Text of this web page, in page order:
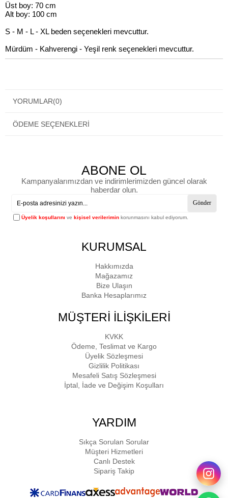
Üst boy: 70 cm
Alt boy: 100 cm
S - M - L - XL beden seçenekleri mevcuttur.
Mürdüm - Kahverengi - Yeşil renk seçenekleri mevcuttur.
YORUMLAR(0)
ÖDEME SEÇENEKLERI
ABONE OL
Kampanyalarımızdan ve indirimlerimizden güncel olarak
haberdar olun.
Gönder
Üyelik koşullarını vekişisel verilerimin korunmasını kabul ediyorum.
KURUMSAL
Hakkımızda
Mağazamız
Bize Ulaşın
Banka Hesaplarımız
MÜŞTERİ İLİŞKİLERİ
KVKK
Ödeme, Teslimat ve Kargo
Üyelik Sözleşmesi
Gizlilik Politikası
Mesafeli Satış Sözleşmesi
İptal, İade ve Değişim Koşulları
YARDIM
Sıkça Sorulan Sorular
Müşteri Hizmetleri
Canlı Destek
Sipariş Takip